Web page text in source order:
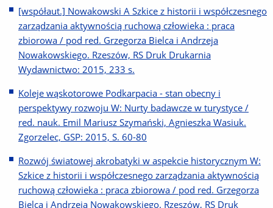
[współaut.] Nowakowski A Szkice z historii i współczesnego
zarządzania aktywnością ruchową człowieka : praca
zbiorowa / pod red. Grzegorza Bielca i Andrzeja
Nowakowskiego. Rzeszów, RS Druk Drukarnia
Wydawnictwo: 2015, 233 s.
Koleje wąskotorowe Podkarpacia - stan obecny i
perspektywy rozwoju W: Nurty badawcze w turystyce /
red. nauk. Emil Mariusz Szymański, Agnieszka Wasiuk.
Zgorzelec, GSP: 2015, S. 60-80
Rozwój światowej akrobatyki w aspekcie historycznym W:
Szkice z historii i współczesnego zarządzania aktywnością
ruchową człowieka : praca zbiorowa / pod red. Grzegorza
Bielca i Andrzeja Nowakowskiego. Rzeszów, RS Druk